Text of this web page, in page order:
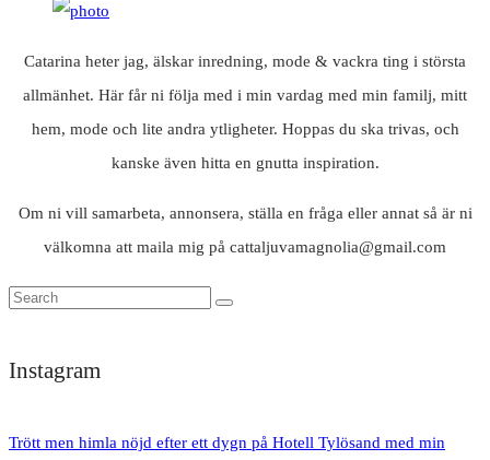
Catarina heter jag, älskar inredning, mode & vackra ting i största
allmänhet. Här får ni följa med i min vardag med min familj, mitt
hem, mode och lite andra ytligheter. Hoppas du ska trivas, och
kanske även hitta en gnutta inspiration.
Om ni vill samarbeta, annonsera, ställa en fråga eller annat så är ni
välkomna att maila mig på cattaljuvamagnolia@gmail.com
Instagram
Trött men himla nöjd efter ett dygn på Hotell Tylösand med min